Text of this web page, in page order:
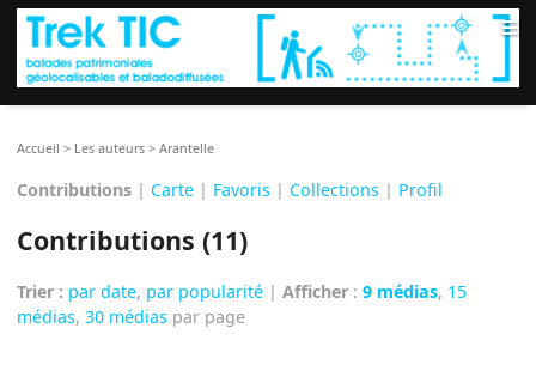
≡
Accueil > Les auteurs >Arantelle
Contributions | Carte | Favoris | Collections | Profil
Contributions (11)
Trier : par date, par popularité |Afficher :9 médias, 15
médias,30 médias par page